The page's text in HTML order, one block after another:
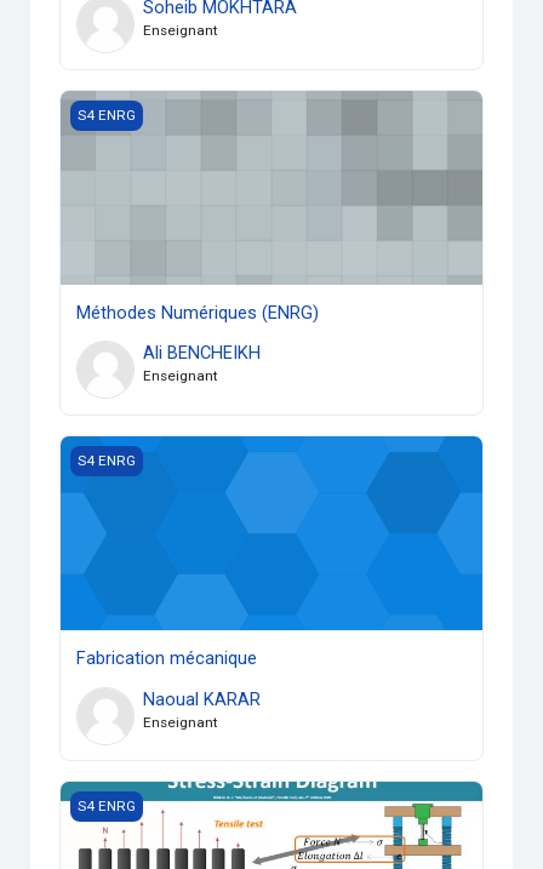
Soheib MOKHTARA
Enseignant
Méthodes Numériques (ENRG)
S4 ENRG
Méthodes Numériques (ENRG)
Ali BENCHEIKH
Enseignant
Fabrication mécanique
S4 ENRG
Fabrication mécanique
Naoual KARAR
Enseignant
Résistance des matériaux 1
S4 ENRG